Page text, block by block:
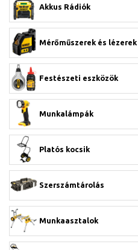
Akkus Rádiók
Mérőműszerek és lézerek
Festészeti eszközök
Munkalámpák
Platós kocsik
Szerszámtárolás
Munkaasztalok